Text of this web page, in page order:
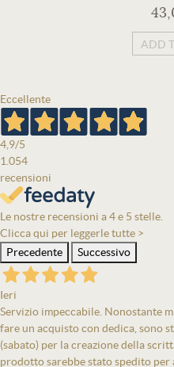
ADD
Eccellente
4,9/5
1.054
recensioni
Le nostre recensioni a 4 e 5 stelle.
Clicca qui per leggerle tutte >
Precedente
Successivo
Ieri
Servizio impeccabile. Nonostante
fare un acquisto con dedica, sono
(sabato) per la creazione della
prodotto sarebbe stato spedito